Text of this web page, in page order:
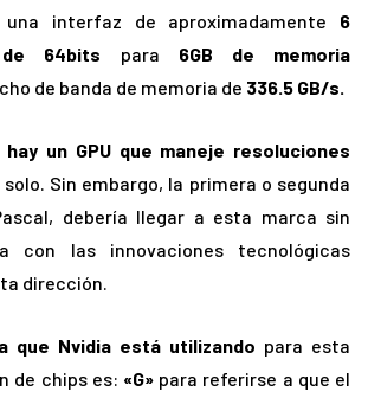
interfaz de aproximadamente 6
de 64bits para 6GB de memoria
de banda de memoria de 336.5 GB/s.
hay un GPU que maneje resoluciones
solo. Sin embargo, la primera o segunda
debería llegar a esta marca sin
con las innovaciones tecnológicas
dirección.
que Nvidia está utilizando para esta
de chips es: «G» para referirse a que el